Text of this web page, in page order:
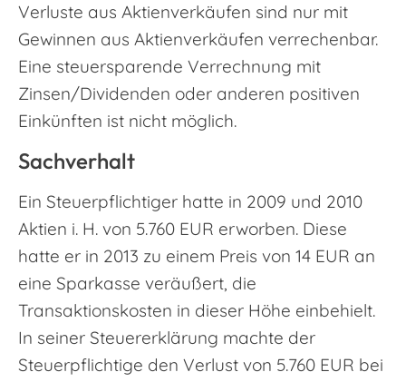
Verluste aus Aktienverkäufen sind nur mit
Gewinnen aus Aktienverkäufen verrechenbar.
Eine steuersparende Verrechnung mit
Zinsen/Dividenden oder anderen positiven
Einkünften ist nicht möglich.
Sachverhalt
Ein Steuerpflichtiger hatte in 2009 und 2010
Aktien i. H. von 5.760 EUR erworben. Diese
hatte er in 2013 zu einem Preis von 14 EUR an
eine Sparkasse veräußert, die
Transaktionskosten in dieser Höhe einbehielt.
In seiner Steuererklärung machte der
Steuerpflichtige den Verlust von 5.760 EUR bei